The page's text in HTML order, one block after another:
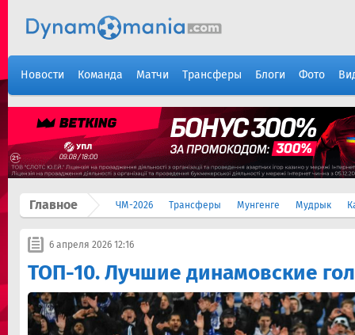
Новости Команда Матчи Трансферы Блоги Фото
Главное ЧМ-2026 Трансферы Мунгенге Мудрык
6 апреля 2026 12:16
ТОП-10. Лучшие динамовские